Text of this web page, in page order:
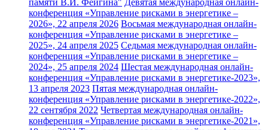
памяти В.И. Фейгина" Девятая международная онлайн-
конференция «Управление рисками в энергетике –
2026», 22 апреля 2026 Восьмая международная онлайн-
конференция «Управление рисками в энергетике –
2025», 24 апреля 2025 Седьмая международная онлайн-
конференция «Управление рисками в энергетике –
2024», 25 апреля 2024 Шестая международная онлайн-
конференция «Управление рисками в энергетике-2023»,
13 апреля 2023 Пятая международная онлайн-
конференция «Управление рисками в энергетике-2022»,
22 сентября 2022 Четвертая международная онлайн-
конференция «Управление рисками в энергетике-2021»,